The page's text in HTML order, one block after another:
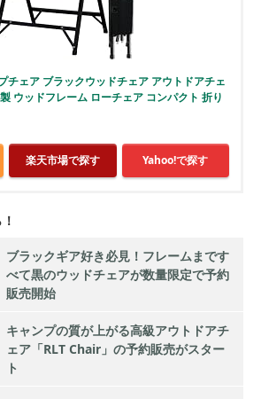
ェア ブラックウッドチェア アウトドアチェ
ウッドフレーム ローチェア コンパクト 折り
楽天市場で探す Yahoo!で探す
ブラックギア好き必見！フレームまです
べて黒のウッドチェアが数量限定で予約
販売開始
キャンプの質が上がる高級アウトドアチ
ェア「RLT Chair」の予約販売がスター
ト